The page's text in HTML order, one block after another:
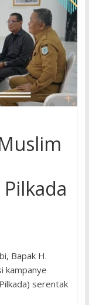
Bapak H.
kampanye
serentak